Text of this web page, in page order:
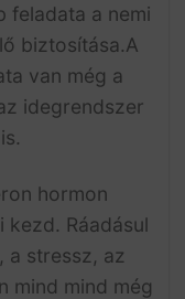
feladata a nemi
biztosítása.A
van még a
idegrendszer
hormon
Ráadásul
a stressz, az
mind mind még